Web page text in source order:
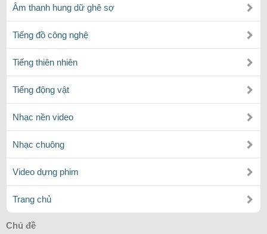
Âm thanh hung dữ ghê sợ
Tiếng đồ công nghệ
Tiếng thiên nhiên
Tiếng động vật
Nhạc nền video
Nhạc chuông
Video dựng phim
Trang chủ
Chủ đề